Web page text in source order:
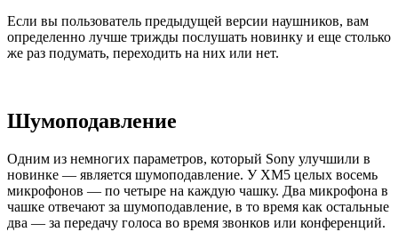
Если вы пользователь предыдущей версии наушников, вам
определенно лучше трижды послушать новинку и еще столько
же раз подумать, переходить на них или нет.
Шумоподавление
Одним из немногих параметров, который Sony улучшили в
новинке — является шумоподавление. У XM5 целых восемь
микрофонов — по четыре на каждую чашку. Два микрофона в
чашке отвечают за шумоподавление, в то время как остальные
два — за передачу голоса во время звонков или конференций.